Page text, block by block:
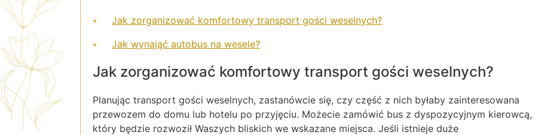
Jak zorganizować komfortowy transport gości weselnych?
Jak wynająć autobus na wesele?
Jak zorganizować komfortowy transport gości weselnych?
Planując transport gości weselnych, zastanówcie się, czy część z nich byłaby zainteresowana
przewozem do domu lub hotelu po przyjęciu. Możecie zamówić bus z dyspozycyjnym kierowcą,
który będzie rozwoził Waszych bliskich we wskazane miejsca. Jeśli istnieje duże